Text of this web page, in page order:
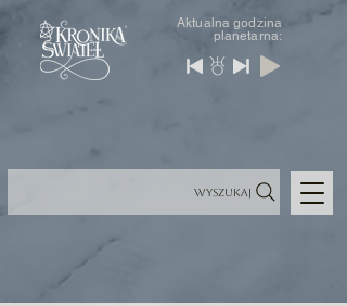
Aktualna godzina
planetarna:
Wyszukaj